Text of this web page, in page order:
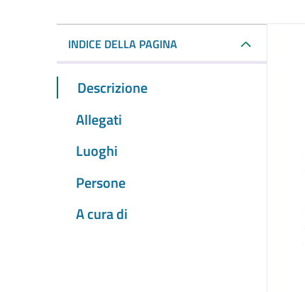
INDICE DELLA PAGINA
Descrizione
Allegati
Luoghi
Persone
A cura di